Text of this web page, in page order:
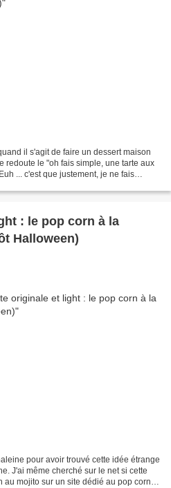
il s'agit de faire un dessert maison
redoute le "oh fais simple, une tarte aux
... c'est que justement, je ne fais
: le pop corn à la
Halloween)
pour avoir trouvé cette idée étrange
J'ai même cherché sur le net si cette
au mojito sur un site dédié au pop corn, il